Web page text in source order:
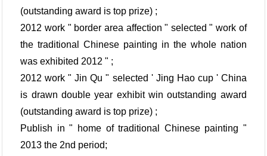
(outstanding award is top prize) ;
2012 work " border area affection " selected " work of
the traditional Chinese painting in the whole nation
was exhibited 2012 " ;
2012 work " Jin Qu " selected ' Jing Hao cup ' China
is drawn double year exhibit win outstanding award
(outstanding award is top prize) ;
Publish in " home of traditional Chinese painting "
2013 the 2nd period;